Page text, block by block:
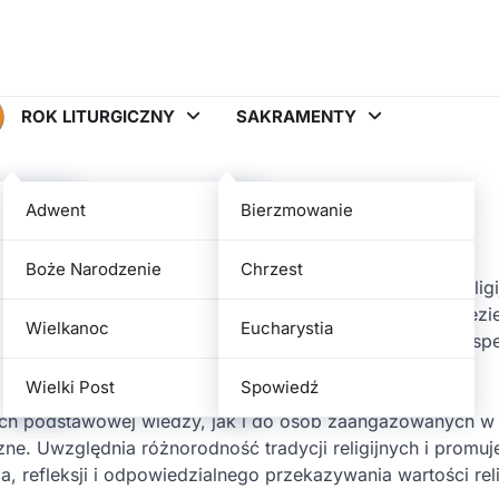
ROK LITURGICZNY
Adwent
Boże Narodzenie
Wielkanoc
Wielki Post
SAKRAMENTY
Bierzmowanie
Chrzest
Eucharystia
Spowiedź
teologicznemu i praktycznemu zgłębianiu przekonań
oraz formacji duchowej. Zawiera artykuły o
wyzwaniach etycznych i społecznych z
podstawowej wiedzy, jak i do osób zaangażowanych w
Uwzględnia różnorodność tradycji religijnych i
refleksji i odpowiedzialnego przekazywania wartości